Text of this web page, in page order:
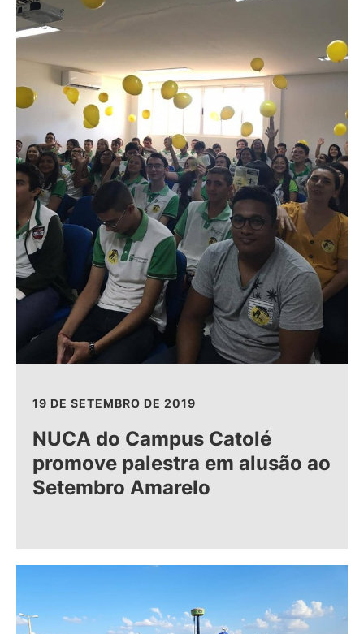
19 DE SETEMBRO DE 2019
NUCA do Campus Catolé
promove palestra em alusão ao
Setembro Amarelo